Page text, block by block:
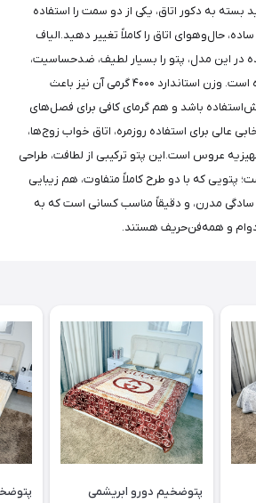
به دکور اتاق، یکی از دو سمت را استفاده
حال‌وهوای اتاق را کاملاً تغییر دهید.الیاف
در این مدل، پتو را بسیار لطیف، ضدحساسیت،
بدون پرزدهی و بادوام کرده است. وزن استاندارد ۴۰۰۰ گرمی آن نیز باعث
باشد و هم گرمای کافی برای فصل‌های
عالی برای استفاده روزمره، اتاق خواب زوج‌ها،
عروس است.این پتو ترکیبی از لطافت، طراحی
پتویی که با دو طرح کاملاً متفاوت، هم زیبایی
مدرن، و دقیقاً مناسب کسانی است که به
و همه‌فن‌حریف هستند.
پتوضخیم دورو ابریشمی